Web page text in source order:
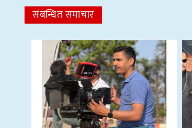
संबन्धित समाचार